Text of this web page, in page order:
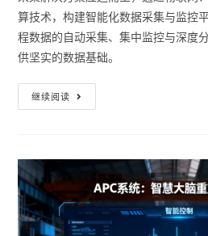
算技术，构建智能化数据采集与监控
程数据的自动采集、集中监控与深度
供坚实的数据基础。
继续阅读